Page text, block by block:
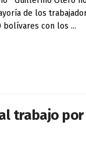
de los
bolívares con los ...
trabajo